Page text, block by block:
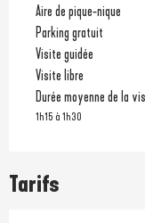
Aire de pique-nique
Parking gratuit
Visite guidée
Visite libre
Durée moyenne de la
1h15 à 1h30
Tarifs